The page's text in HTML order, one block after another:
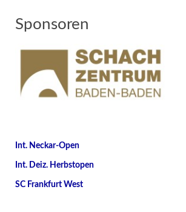
Sponsoren
Int. Neckar-Open
Int. Deiz. Herbstopen
SC Frankfurt West